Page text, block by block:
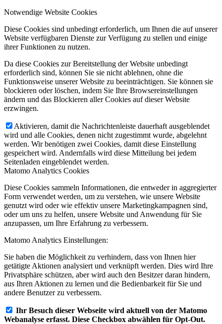
Notwendige Website Cookies
Diese Cookies sind unbedingt erforderlich, um Ihnen die auf unserer
Website verfügbaren Dienste zur Verfügung zu stellen und einige
ihrer Funktionen zu nutzen.
Da diese Cookies zur Bereitstellung der Website unbedingt
erforderlich sind, können Sie sie nicht ablehnen, ohne die
Funktionsweise unserer Website zu beeinträchtigen. Sie können sie
blockieren oder löschen, indem Sie Ihre Browsereinstellungen
ändern und das Blockieren aller Cookies auf dieser Website
erzwingen.
Aktivieren, damit die Nachrichtenleiste dauerhaft ausgeblendet
wird und alle Cookies, denen nicht zugestimmt wurde, abgelehnt
werden. Wir benötigen zwei Cookies, damit diese Einstellung
gespeichert wird. Andernfalls wird diese Mitteilung bei jedem
Seitenladen eingeblendet werden.
Matomo Analytics Cookies
Diese Cookies sammeln Informationen, die entweder in aggregierter
Form verwendet werden, um zu verstehen, wie unsere Website
genutzt wird oder wie effektiv unsere Marketingkampagnen sind,
oder um uns zu helfen, unsere Website und Anwendung für Sie
anzupassen, um Ihre Erfahrung zu verbessern.
Matomo Analytics Einstellungen:
Sie haben die Möglichkeit zu verhindern, dass von Ihnen hier
getätigte Aktionen analysiert und verknüpft werden. Dies wird Ihre
Privatsphäre schützen, aber wird auch den Besitzer daran hindern,
aus Ihren Aktionen zu lernen und die Bedienbarkeit für Sie und
andere Benutzer zu verbessern.
Ihr Besuch dieser Webseite wird aktuell von der Matomo
Webanalyse erfasst. Diese Checkbox abwählen für Opt-Out.